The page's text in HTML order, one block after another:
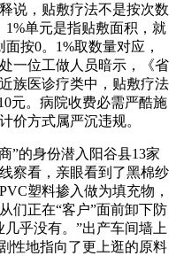
说，贴敷疗法不是按次数
单元是指贴敷面积，就
按0。1%取数量对应，
一位工做人员暗示，《省
族医诊疗类中，贴敷疗法
元。病院收费必需严酷施
价方式属严沉违规。
的身份潜入阳谷县13家
察看，亲眼看到了黑棉纱
塑料掺入做为填充物，
们正在“客户”面前卸下防
乎没有。”出产车间墙上
性地指向了更上逛的原料